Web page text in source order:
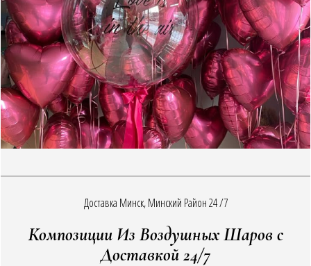
Доставка Минск, Минский Район 24 /7
Композиции Из Воздушных Шаров с
Доставкой 24/7